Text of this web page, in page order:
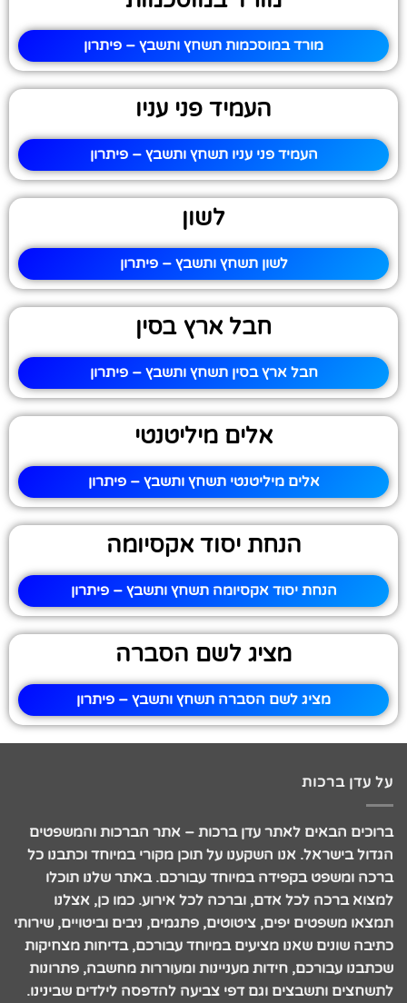
מורד במוסכמות תשחץ ותשבץ – פיתרון
העמיד פני עניו
העמיד פני עניו תשחץ ותשבץ – פיתרון
לשון
לשון תשחץ ותשבץ – פיתרון
חבל ארץ בסין
חבל ארץ בסין תשחץ ותשבץ – פיתרון
אלים מיליטנטי
אלים מיליטנטי תשחץ ותשבץ – פיתרון
הנחת יסוד אקסיומה
הנחת יסוד אקסיומה תשחץ ותשבץ – פיתרון
מציג לשם הסברה
מציג לשם הסברה תשחץ ותשבץ – פיתרון
על עדן ברכות
ברוכים הבאים לאתר עדן ברכות – אתר הברכות והמשפטים
הגדול בישראל. אנו השקענו על תוכן מקורי במיוחד וכתבנו כל
ברכה ומשפט בקפידה במיוחד עבורכם. באתר שלנו תוכלו
למצוא ברכה לכל אדם, וברכה לכל אירוע. כמו כן, אצלנו
תמצאו משפטים יפים, ציטוטים, פתגמים, ניבים וביטויים, שירותי
כתיבה שונים שאנו מציעים במיוחד עבורכם, בדיחות מצחיקות
שכתבנו עבורכם, חידות מעניינות ומעוררות מחשבה, פתרונות
לתשחצים ותשבצים וגם דפי צביעה להדפסה לילדים שבינינו.